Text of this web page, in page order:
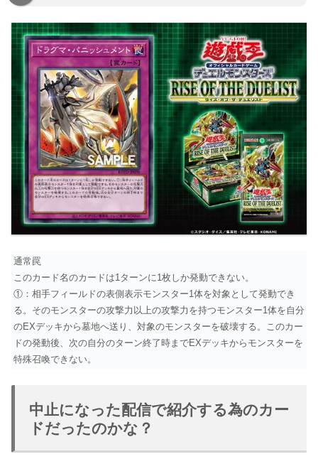
通常罠
このカード名のカードは1ターンに1枚しか発動できない。
①：相手フィールドの表側表示モンスター1体を対象として発動でき
る。そのモンスターの攻撃力以上の攻撃力を持つモンスター1体を自分
のEXデッキから墓地へ送り、対象のモンスターを破壊する。このカー
ドの発動後、次の自分のターン終了時までEXデッキからモンスターを
特殊召喚できない。
中止になった配信で紹介する為のカー
ドだったのかな？